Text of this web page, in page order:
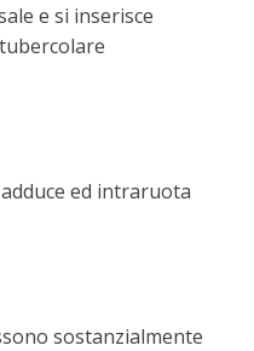
e si inserisce
ed intraruota
sostanzialmente